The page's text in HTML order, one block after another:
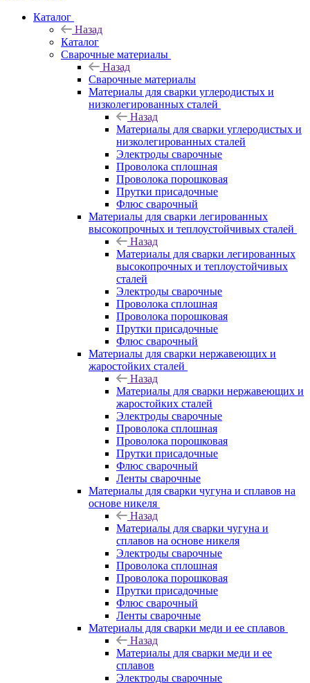
Каталог
Назад
Каталог
Сварочные материалы
Назад
Сварочные материалы
Материалы для сварки углеродистых и
низколегированных сталей
Назад
Материалы для сварки углеродистых и
низколегированных сталей
Электроды сварочные
Проволока сплошная
Проволока порошковая
Прутки присадочные
Флюс сварочный
Материалы для сварки легированных
высокопрочных и теплоустойчивых сталей
Назад
Материалы для сварки легированных
высокопрочных и теплоустойчивых
сталей
Электроды сварочные
Проволока сплошная
Проволока порошковая
Прутки присадочные
Флюс сварочный
Материалы для сварки нержавеющих и
жаростойких сталей
Назад
Материалы для сварки нержавеющих и
жаростойких сталей
Электроды сварочные
Проволока сплошная
Проволока порошковая
Прутки присадочные
Флюс сварочный
Ленты сварочные
Материалы для сварки чугуна и сплавов на
основе никеля
Назад
Материалы для сварки чугуна и
сплавов на основе никеля
Электроды сварочные
Проволока сплошная
Проволока порошковая
Прутки присадочные
Флюс сварочный
Ленты сварочные
Материалы для сварки меди и ее сплавов
Назад
Материалы для сварки меди и ее
сплавов
Электроды сварочные